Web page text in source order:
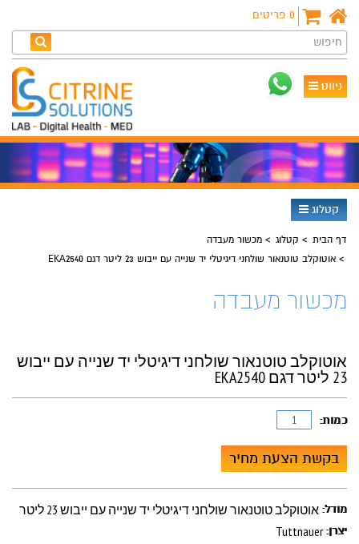
0 פריטים
חיפוש
ניווט
קטלוג
דף הבית קטלוג
מכשור מעבדה
אוטוקלב טוטנאור שולחני דיגיטלי יד שנייה עם ייבוש 23 ליטר דגם EKA2540
מכשור מעבדה
אוטוקלב טוטנאור שולחני דיגיטלי יד שנייה עם ייבוש
23 ליטר דגם EKA2540
כמות:
בקשת הצעת מחיר
מודל: אוטוקלב טוטנאור שולחני דיגיטלי יד שנייה עם ייבוש 23 ליטר
יצרן: Tuttnauer